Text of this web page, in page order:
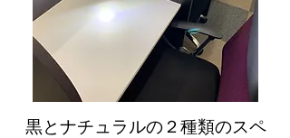
​黒とナチュラルの２種類のスペ